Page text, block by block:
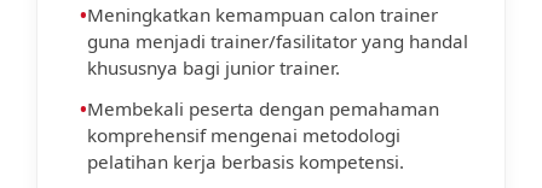
•Meningkatkan kemampuan calon trainer
guna menjadi trainer/fasilitator yang handal
khususnya bagi junior trainer.
•Membekali peserta dengan pemahaman
komprehensif mengenai metodologi
pelatihan kerja berbasis kompetensi.